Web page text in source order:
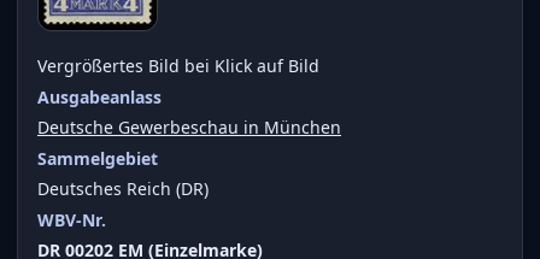
Vergrößertes Bild bei Klick auf Bild
Ausgabeanlass
Deutsche Gewerbeschau in München
Sammelgebiet
Deutsches Reich (DR)
WBV-Nr.
DR 00202 EM (Einzelmarke)